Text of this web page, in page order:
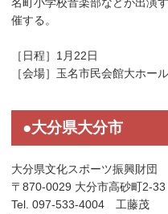
催する。
［日程］1月22日
［会場］玉名市民会館大ホール
●大分県大分市
大分県文化スポーツ振興財団
〒870-0029 大分市高砂町2-33
Tel. 097-533-4004 工藤茂